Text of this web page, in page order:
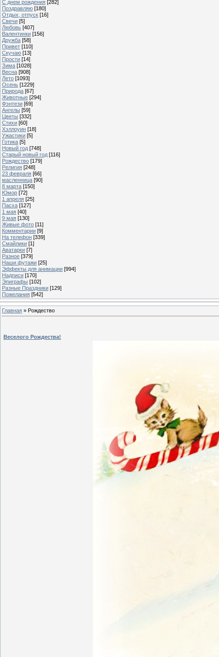
С днем рождения [282]
Поздравляю [180]
Отдых, отпуск [16]
Свечи [5]
Любовь [407]
Валентинки [156]
Дружба [58]
Привет [110]
Скучаю [13]
Прости [14]
Зима [1028]
Весна [908]
Лето [1093]
Осень [1229]
Природа [67]
Животные [294]
Фэнтези [69]
Ангелы [59]
Цветы [332]
Стихи [60]
Хэллоуин [18]
Ужастики [5]
Готика [5]
Новый год [748]
Старый новый год [116]
Рождество [179]
Религия [248]
23 февраля [66]
масленница [90]
8 марта [150]
Юмор [72]
1 апреля [25]
Пасха [127]
1 мая [40]
9 мая [130]
Живые фото [11]
Комментарии [9]
На телефон [339]
Смайлики [1]
Аватарки [7]
Разное [379]
Наши футажи [25]
Эффекты для анимации [994]
Надписи [170]
Эпиграфы [102]
Разные Праздники [129]
Пожелания [542]
Главная » Рождество
Веселого Рождества!